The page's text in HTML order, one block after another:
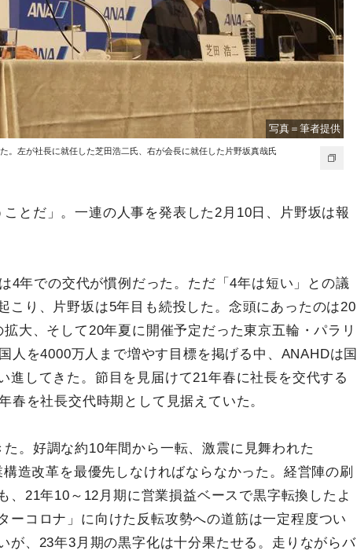
写真＝筆者提供
。左が社長に就任した芝田浩二氏、右が会長に就任した片野坂真哉氏
ことだ」。一連の人事を発表した2月10日、片野坂は報
4年での交代が慣例だった。ただ「4年は短い」との議
こり、片野坂は5年目も続投した。念頭にあったのは20
大、そして20年夏に開催予定だった東京五輪・パラリ
人を4000万人まで増やす目標を掲げる中、ANAHDは国
進してきた。節目を見届けて21年春に社長を交代する
春を社長交代時期として見据えていた。
。好調な約10年間から一転、激震に見舞われた
造改革を最優先しなければならなかった。経営陣の刷
、21年10～12月期に営業損益ベースで黒字転換したよ
ーコロナ」に向けた反転攻勢への道筋は一定程度つい
が、23年3月期の黒字化は十分果たせる。走りながらバ